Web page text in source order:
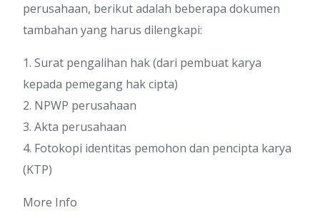
perusahaan, berikut adalah beberapa dokumen
tambahan yang harus dilengkapi:
1. Surat pengalihan hak (dari pembuat karya
kepada pemegang hak cipta)
2. NPWP perusahaan
3. Akta perusahaan
4. Fotokopi identitas pemohon dan pencipta karya
(KTP)
More Info